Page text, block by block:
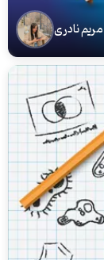
مریم نادری